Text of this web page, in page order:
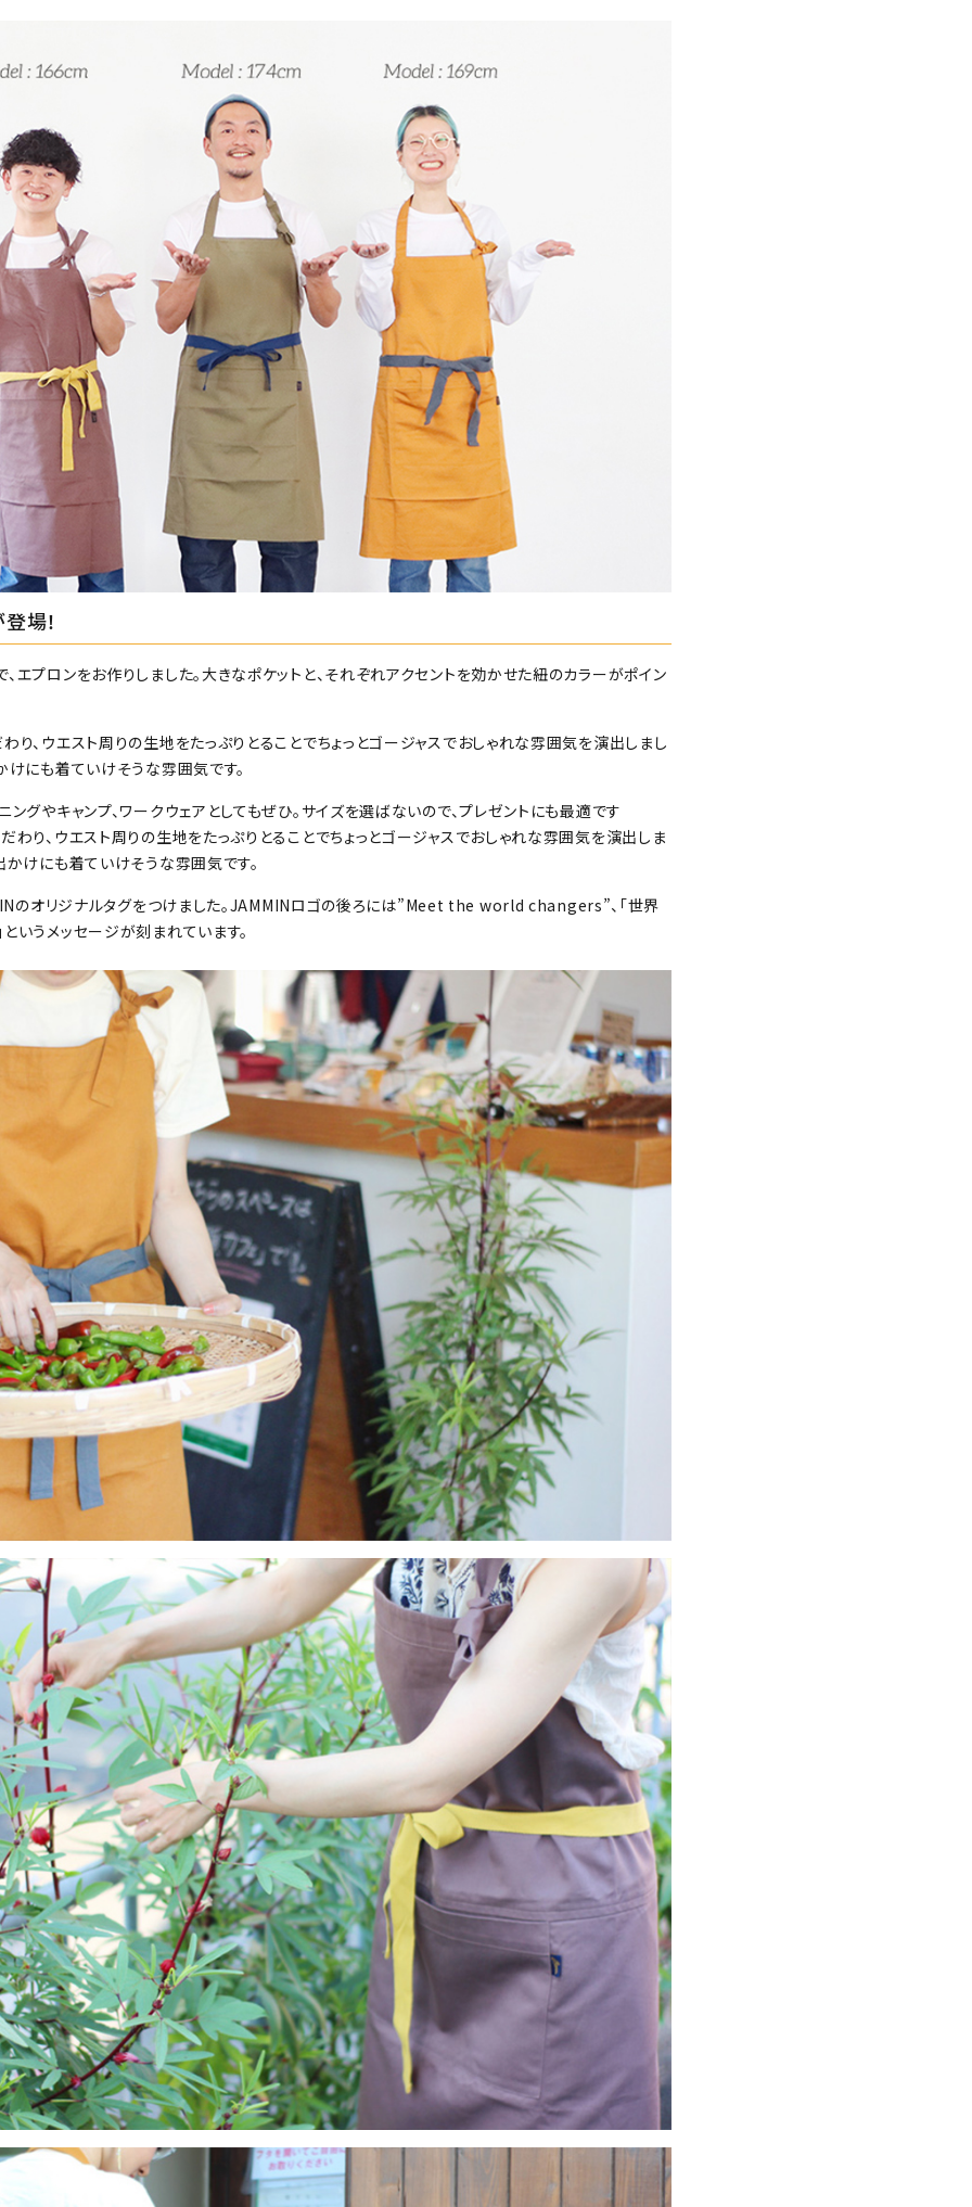
場！
エプロンをお作りしました。大きなポケットと、それぞれアクセントを効かせた紐のカラーがポイン
り、ウエスト周りの生地をたっぷりとることでちょっとゴージャスでおしゃれな雰囲気を演出しまし
けにも着ていけそうな雰囲気です。
ングやキャンプ、ワークウェアとしてもぜひ。サイズを選ばないので、プレゼントにも最適です
わり、ウエスト周りの生地をたっぷりとることでちょっとゴージャスでおしゃれな雰囲気を演出しま
かけにも着ていけそうな雰囲気です。
のオリジナルタグをつけました。JAMMINロゴの後ろには”Meet the world changers”、「世界
いうメッセージが刻まれています。